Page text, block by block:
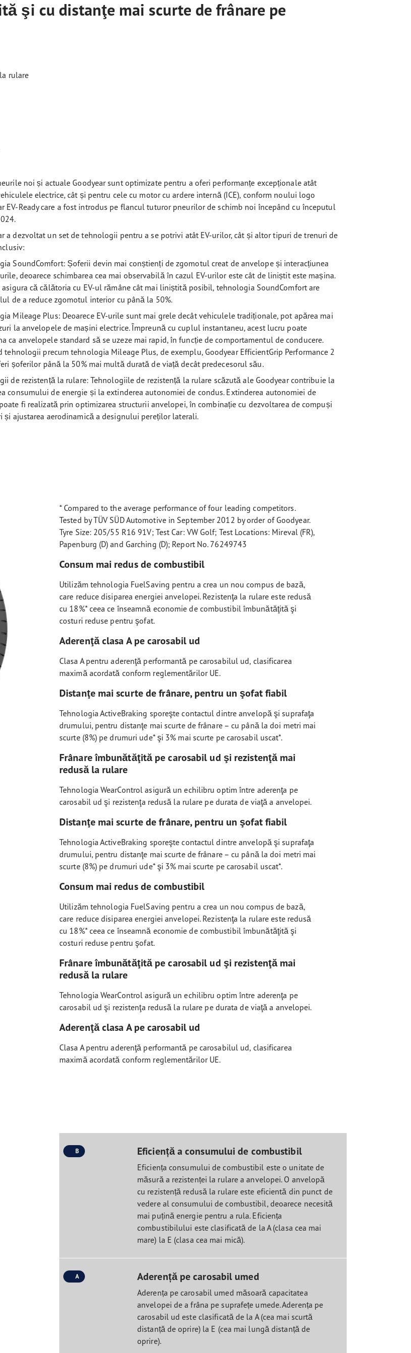
şi cu distanţe mai scurte de frânare pe
rulare
noi și actuale Goodyear sunt optimizate pentru a oferi performanțe excepționale atât
electrice, cât și pentru cele cu motor cu ardere internă (ICE), conform noului logo
EV-Ready care a fost introdus pe flancul tuturor pneurilor de schimb noi începând cu începutul
a dezvoltat un set de tehnologii pentru a se potrivi atât EV-urilor, cât și altor tipuri de trenuri de
SoundComfort: Șoferii devin mai conștienți de zgomotul creat de anvelope și interacțiunea
deoarece schimbarea cea mai observabilă în cazul EV-urilor este cât de liniștit este mașina.
asigura că călătoria cu EV-ul rămâne cât mai liniștită posibil, tehnologia SoundComfort are
de a reduce zgomotul interior cu până la 50%.
Mileage Plus: Deoarece EV-urile sunt mai grele decât vehiculele tradiționale, pot apărea mai
la anvelopele de mașini electrice. Împreună cu cuplul instantaneu, acest lucru poate
ca anvelopele standard să se uzeze mai rapid, în funcție de comportamentul de conducere.
tehnologii precum tehnologia Mileage Plus, de exemplu, Goodyear EfficientGrip Performance 2
șoferilor până la 50% mai multă durată de viață decât predecesorul său.
de rezistență la rulare: Tehnologiile de rezistență la rulare scăzută ale Goodyear contribuie la
consumului de energie și la extinderea autonomiei de condus. Extinderea autonomiei de
fi realizată prin optimizarea structurii anvelopei, în combinație cu dezvoltarea de compuși
și ajustarea aerodinamică a designului pereților laterali.
* Compared to the average performance of four leading competitors.
Tested by TÜV SÜD Automotive in September 2012 by order of Goodyear.
Tyre Size: 205/55 R16 91V; Test Car: VW Golf; Test Locations: Mireval (FR),
Papenburg (D) and Garching (D); Report No. 76249743
Consum mai redus de combustibil
Utilizăm tehnologia FuelSaving pentru a crea un nou compus de bază,
care reduce disiparea energiei anvelopei. Rezistenţa la rulare este redusă
cu 18%* ceea ce înseamnă economie de combustibil îmbunătăţită şi
costuri reduse pentru şofat.
Aderenţă clasa A pe carosabil ud
Clasa A pentru aderenţă performantă pe carosabilul ud, clasificarea
maximă acordată conform reglementărilor UE.
Distanţe mai scurte de frânare, pentru un şofat fiabil
Tehnologia ActiveBraking sporeşte contactul dintre anvelopă şi suprafaţa
drumului, pentru distanţe mai scurte de frânare – cu până la doi metri mai
scurte (8%) pe drumuri ude* şi 3% mai scurte pe carosabil uscat*.
Frânare îmbunătăţită pe carosabil ud şi rezistenţă mai
redusă la rulare
Tehnologia WearControl asigură un echilibru optim între aderenţa pe
carosabil ud şi rezistenţa redusă la rulare pe durata de viaţă a anvelopei.
Distanţe mai scurte de frânare, pentru un şofat fiabil
Tehnologia ActiveBraking sporeşte contactul dintre anvelopă şi suprafaţa
drumului, pentru distanţe mai scurte de frânare – cu până la doi metri mai
scurte (8%) pe drumuri ude* şi 3% mai scurte pe carosabil uscat*.
Consum mai redus de combustibil
Utilizăm tehnologia FuelSaving pentru a crea un nou compus de bază,
care reduce disiparea energiei anvelopei. Rezistenţa la rulare este redusă
cu 18%* ceea ce înseamnă economie de combustibil îmbunătăţită şi
costuri reduse pentru şofat.
Frânare îmbunătăţită pe carosabil ud şi rezistenţă mai
redusă la rulare
Tehnologia WearControl asigură un echilibru optim între aderenţa pe
carosabil ud şi rezistenţa redusă la rulare pe durata de viaţă a anvelopei.
Aderenţă clasa A pe carosabil ud
Clasa A pentru aderenţă performantă pe carosabilul ud, clasificarea
maximă acordată conform reglementărilor UE.
B Eficiență a consumului de combustibil
Eficiența consumului de combustibil este o unitate de
măsură a rezistenței la rulare a anvelopei. O anvelopă
cu rezistență redusă la rulare este eficientă din punct de
vedere al consumului de combustibil, deoarece necesită
mai puțină energie pentru a rula. Eficiența
combustibilului este clasificată de la A (clasa cea mai
mare) la E (clasa cea mai mică).
A Aderență pe carosabil umed
Aderența pe carosabil umed măsoară capacitatea
anvelopei de a frâna pe suprafețe umede. Aderența pe
carosabil ud este clasificată de la A (cea mai scurtă
distanță de oprire) la E (cea mai lungă distanță de
oprire).